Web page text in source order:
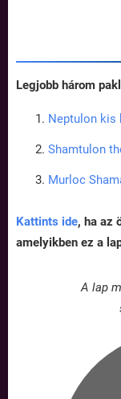
Legjobb három
Neptulon kis
Shamtulon
Murloc
Kattints ide, ha az
amelyikben ez a
A lap